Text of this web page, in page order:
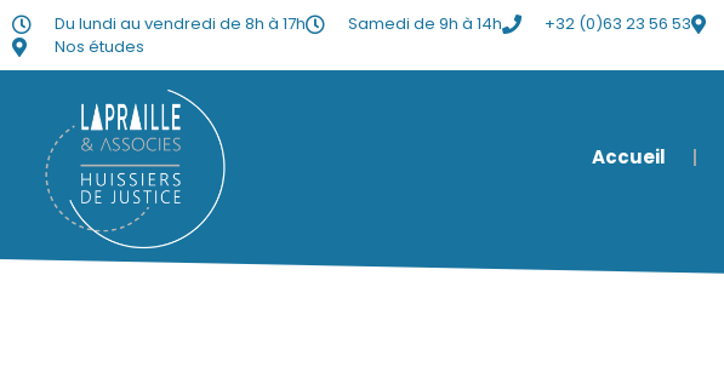
Du lundi au vendredi de 8h à 17h Samedi de 9h à 14h +32 (0)63 23 56 53
Nos études
Accueil